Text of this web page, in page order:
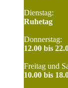
Dienstag:
Ruhetag
Donnerstag:
12.00 bis
Freitag und
10.00 bis